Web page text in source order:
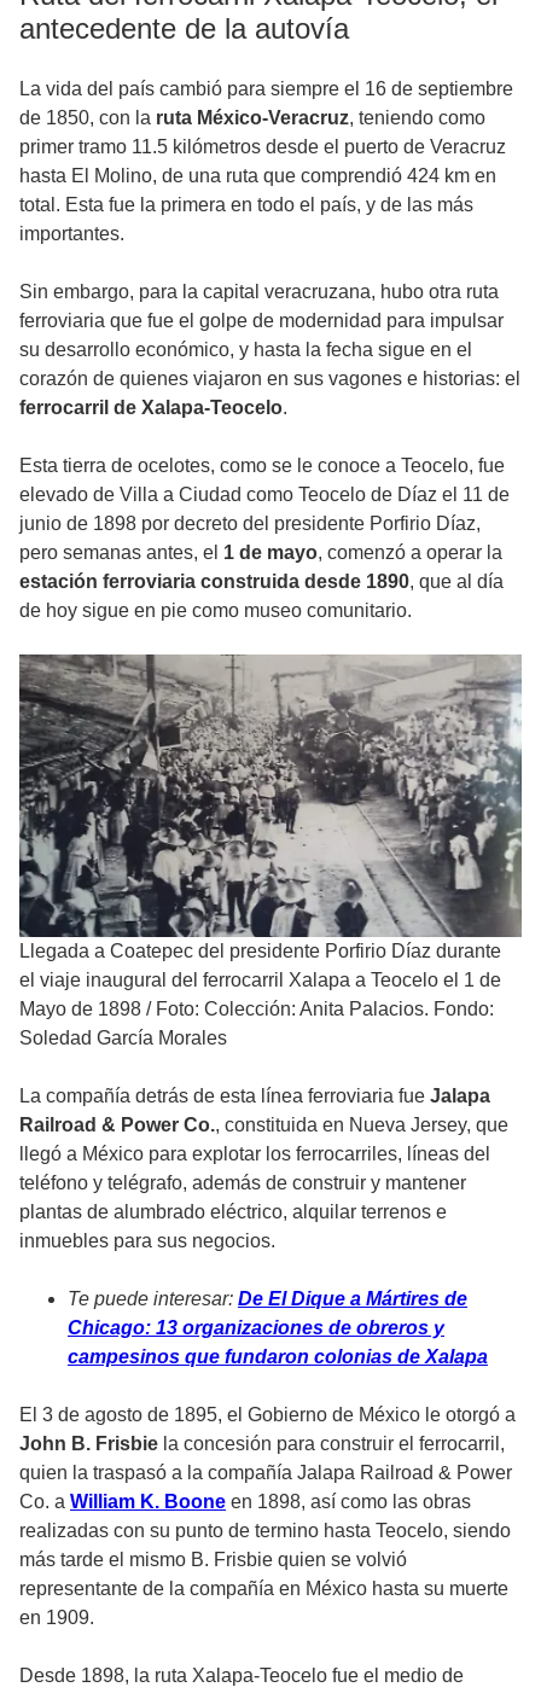
antecedente de la autovía
La vida del país cambió para siempre el 16 de septiembre
de 1850, con la ruta México-Veracruz, teniendo como
primer tramo 11.5 kilómetros desde el puerto de Veracruz
hasta El Molino, de una ruta que comprendió 424 km en
total. Esta fue la primera en todo el país, y de las más
importantes.
Sin embargo, para la capital veracruzana, hubo otra ruta
ferroviaria que fue el golpe de modernidad para impulsar
su desarrollo económico, y hasta la fecha sigue en el
corazón de quienes viajaron en sus vagones e historias: el
ferrocarril de Xalapa-Teocelo.
Esta tierra de ocelotes, como se le conoce a Teocelo, fue
elevado de Villa a Ciudad como Teocelo de Díaz el 11 de
junio de 1898 por decreto del presidente Porfirio Díaz,
pero semanas antes, el 1 de mayo, comenzó a operar la
estación ferroviaria construida desde 1890, que al día
de hoy sigue en pie como museo comunitario.
Llegada a Coatepec del presidente Porfirio Díaz durante
el viaje inaugural del ferrocarril Xalapa a Teocelo el 1 de
Mayo de 1898 / Foto: Colección: Anita Palacios. Fondo:
Soledad García Morales
La compañía detrás de esta línea ferroviaria fue Jalapa
Railroad & Power Co., constituida en Nueva Jersey, que
llegó a México para explotar los ferrocarriles, líneas del
teléfono y telégrafo, además de construir y mantener
plantas de alumbrado eléctrico, alquilar terrenos e
inmuebles para sus negocios.
Te puede interesar: De El Dique a Mártires de
Chicago: 13 organizaciones de obreros y
campesinos que fundaron colonias de Xalapa
El 3 de agosto de 1895, el Gobierno de México le otorgó a
John B. Frisbie la concesión para construir el ferrocarril,
quien la traspasó a la compañía Jalapa Railroad & Power
Co. a William K. Boone en 1898, así como las obras
realizadas con su punto de termino hasta Teocelo, siendo
más tarde el mismo B. Frisbie quien se volvió
representante de la compañía en México hasta su muerte
en 1909.
Desde 1898, la ruta Xalapa-Teocelo fue el medio de